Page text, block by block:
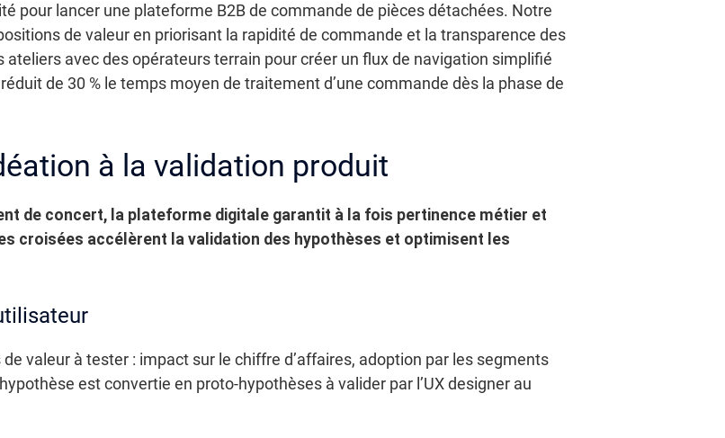
pour lancer une plateforme B2B de commande de pièces détachées. Notre
de valeur en priorisant la rapidité de commande et la transparence des
ateliers avec des opérateurs terrain pour créer un flux de navigation simplifié
de 30 % le temps moyen de traitement d’une commande dès la phase de
à la validation produit
de concert, la plateforme digitale garantit à la fois pertinence métier et
croisées accélèrent la validation des hypothèses et optimisent les
valeur à tester : impact sur le chiffre d’affaires, adoption par les segments
est convertie en proto-hypothèses à valider par l’UX designer au